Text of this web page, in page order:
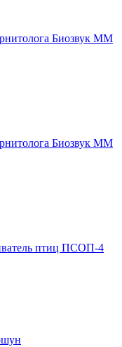
Биозвук ММ
Биозвук ММ
птиц ПСОП-4